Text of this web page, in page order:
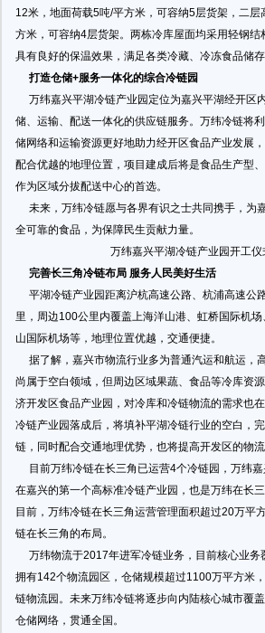
12米，地面荷载5吨/平方米，可容纳5层货架，二
方米，可容纳4层货架。两栋冷库屋面均采用轻钢结
具有良好的保温效果，满足各类冷藏、冷冻食品储存
打造仓储+服务一体化的综合冷链园
万纬嘉兴平湖冷链产业园定位为嘉兴平湖经开区
储、运输、配送一体化的供应链服务。万纬冷链将
储网络和运输资源更好地助力经开区食品产业发展
配合优越的地理位置，项目建成后将是食品生产型
作为区域分拔配送中心的首选。
未来，万纬冷链愿与各界有识之士共同携手，为
全可靠的食品，为保障民生贡献力量。
万纬嘉兴平湖冷链产业园开工仪
完善长三角冷链布局 服务人民美好生活
平湖冷链产业园距离沪杭高速公路、杭浦高速公
里，周边100公里内覆盖上海洋山港、虹桥国际机
山国际机场等，地理位置优越，交通便捷。
据了解，嘉兴市物流行业多为普通汽运和航运，
尚属于空白领域，但周边区域果蔬、食品等冷库资
济开发区食品产业园，对冷库和冷链物流的需求也
冷链产业园落成后，将填补平湖冷链行业的空白，
链，同时配合交通地理优势，也将提高开发区的物流
目前万纬冷链在长三角已运营4个冷链园，万纬
在嘉兴的第一个高标准冷链产业园，也是万纬在长
目前，万纬冷链在长三角运营管理面积超过20万平
链在长三角的布局。
万纬物流于2017年进军冷链业务，目前核心业务
拥有142个物流园区，仓储规模超过1100万平方米
链物流园。未来万纬冷链将逐步向内陆核心城市覆
仓储网络，贯通全国。